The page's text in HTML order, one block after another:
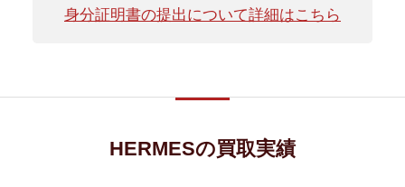
身分証明書の提出について詳細はこちら
HERMESの買取実績